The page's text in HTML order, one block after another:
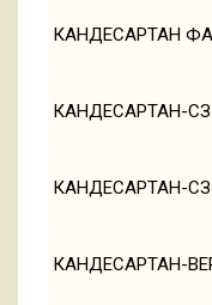
КАНДЕСАРТАН
КАНДЕСАРТАН-СЗ
КАНДЕСАРТАН-СЗ
КАНДЕСАРТАН-